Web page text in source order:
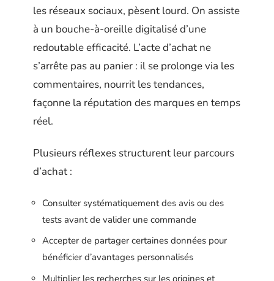
les réseaux sociaux, pèsent lourd. On assiste
à un bouche-à-oreille digitalisé d’une
redoutable efficacité. L’acte d’achat ne
s’arrête pas au panier : il se prolonge via les
commentaires, nourrit les tendances,
façonne la réputation des marques en temps
réel.
Plusieurs réflexes structurent leur parcours
d’achat :
Consulter systématiquement des avis ou des
tests avant de valider une commande
Accepter de partager certaines données pour
bénéficier d’avantages personnalisés
Multiplier les recherches sur les origines et